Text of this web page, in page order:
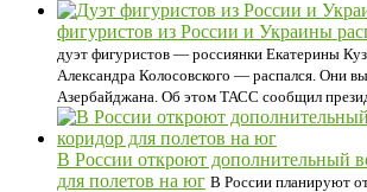
фигуристов из России и Украины
дуэт фигуристов — россиянки Екатерины
Александра Колосовского — распался. Они
Азербайджана. Об этом ТАСС сообщил
В России откроют дополнительный
для полетов на юг В России планируют